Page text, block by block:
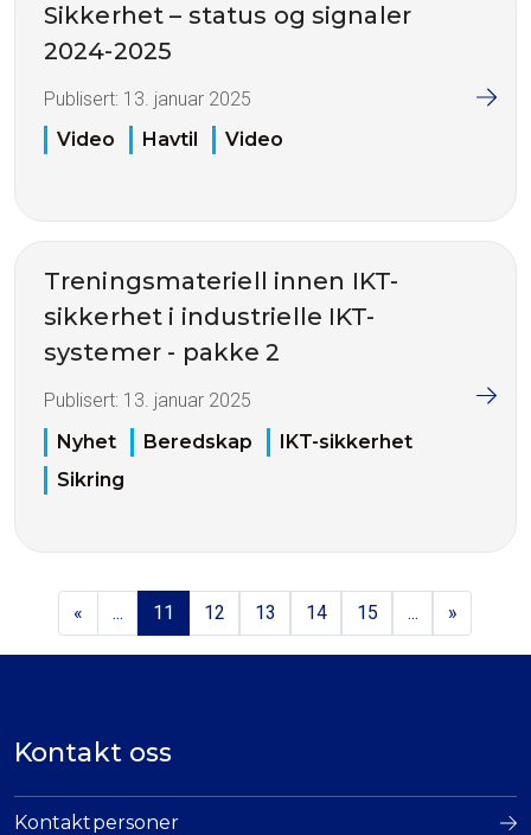
Sikkerhet – status og signaler
2024-2025
Publisert: 13. januar 2025
Video
Havtil Video
Treningsmateriell innen IKT-
sikkerhet i industrielle IKT-
systemer - pakke 2
Publisert: 13. januar 2025
Nyhet
Beredskap
IKT-sikkerhet
Sikring
« ... 11 12 13 14 15 ... »
Kontakt oss
Kontaktpersoner